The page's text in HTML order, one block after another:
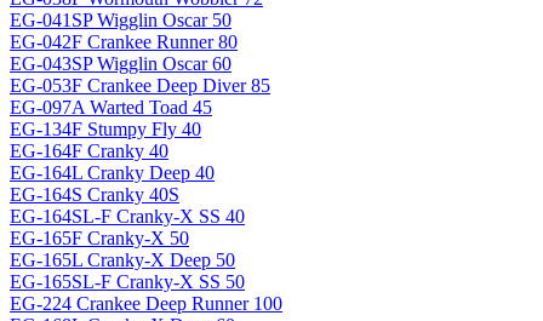
EG-041SP Wigglin Oscar 50
EG-042F Crankee Runner 80
EG-043SP Wigglin Oscar 60
EG-053F Crankee Deep Diver 85
EG-097A Warted Toad 45
EG-134F Stumpy Fly 40
EG-164F Cranky 40
EG-164L Cranky Deep 40
EG-164S Cranky 40S
EG-164SL-F Cranky-X SS 40
EG-165F Cranky-X 50
EG-165L Cranky-X Deep 50
EG-165SL-F Cranky-X SS 50
EG-224 Crankee Deep Runner 100